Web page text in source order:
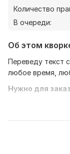
Количество
В очереди:
Об этом
Переведу текст
любое время,
Нужно для
с одного языка